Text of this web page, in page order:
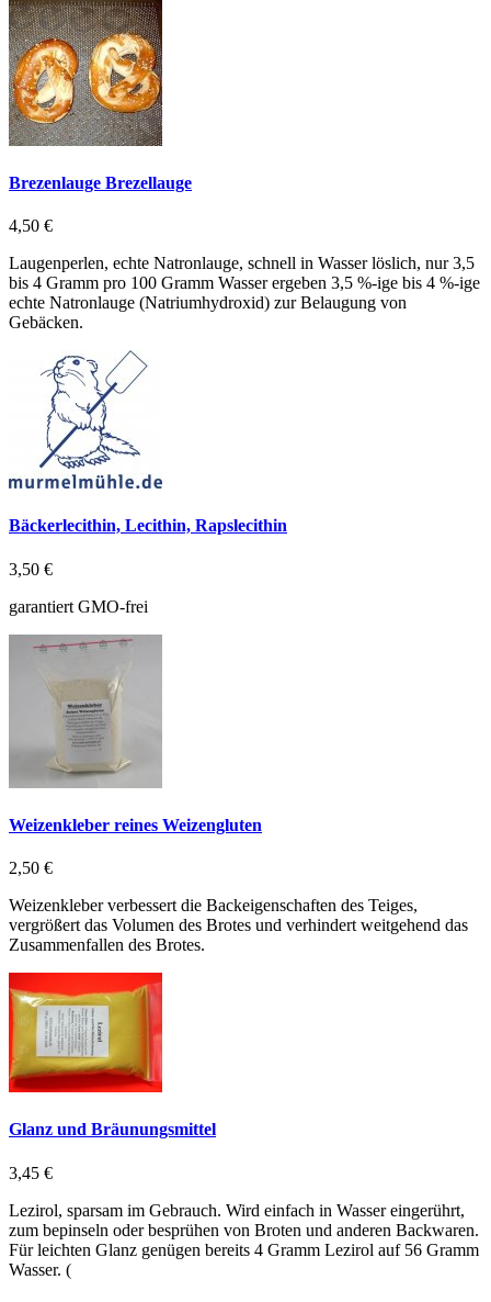
Brezenlauge Brezellauge
4,50 €
Laugenperlen, echte Natronlauge, schnell in Wasser löslich, nur 3,5
bis 4 Gramm pro 100 Gramm Wasser ergeben 3,5 %-ige bis 4 %-ige
echte Natronlauge (Natriumhydroxid) zur Belaugung von
Gebäcken.
Bäckerlecithin, Lecithin, Rapslecithin
3,50 €
garantiert GMO-frei
Weizenkleber reines Weizengluten
2,50 €
Weizenkleber verbessert die Backeigenschaften des Teiges,
vergrößert das Volumen des Brotes und verhindert weitgehend das
Zusammenfallen des Brotes.
Glanz und Bräunungsmittel
3,45 €
Lezirol, sparsam im Gebrauch. Wird einfach in Wasser eingerührt,
zum bepinseln oder besprühen von Broten und anderen Backwaren.
Für leichten Glanz genügen bereits 4 Gramm Lezirol auf 56 Gramm
Wasser. (